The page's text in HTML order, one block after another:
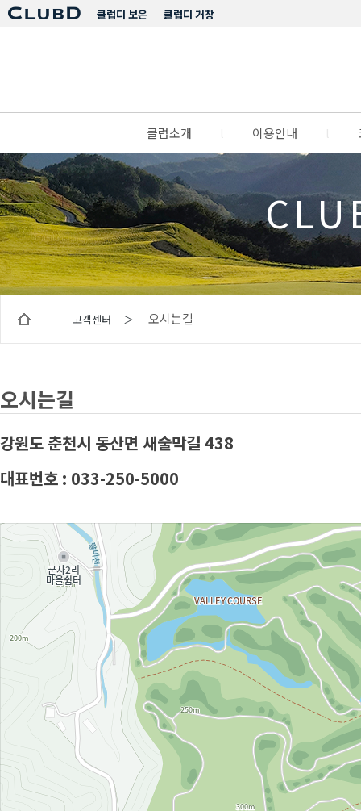
클럽디 거창
클럽디 보은
클럽소개 이용안내
고객센터 ＞ 오시는길
오시는길
강원도 춘천시 동산면 새술막길 438
대표번호 : 033-250-5000